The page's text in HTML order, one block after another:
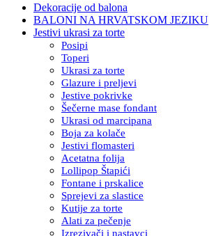
Dekoracije od balona
BALONI NA HRVATSKOM JEZIKU
Jestivi ukrasi za torte
Posipi
Toperi
Ukrasi za torte
Glazure i preljevi
Jestive pokrivke
Šečerne mase fondant
Ukrasi od marcipana
Boja za kolače
Jestivi flomasteri
Acetatna folija
Lollipop Štapići
Fontane i prskalice
Sprejevi za slastice
Kutije za torte
Alati za pečenje
Izrezivači i nastavci